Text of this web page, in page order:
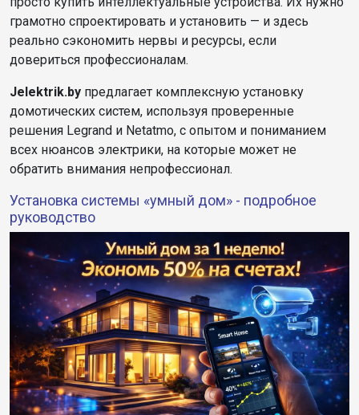
грамотно спроектировать и установить — и здесь
реально сэкономить нервы и ресурсы, если
довериться профессионалам.
Jelektrik.by предлагает комплексную установку
домотических систем, используя проверенные
решения Legrand и Netatmo, с опытом и пониманием
всех нюансов электрики, на которые может не
обратить внимания непрофессионал.
Установка системы «умный дом» - подробное
руководство